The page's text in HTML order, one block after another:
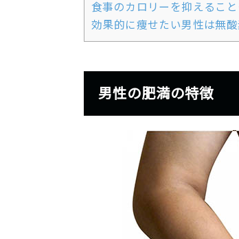
食事のカロリーを抑えるこ
効果的に痩せたい男性は無
男性の肥満の特徴